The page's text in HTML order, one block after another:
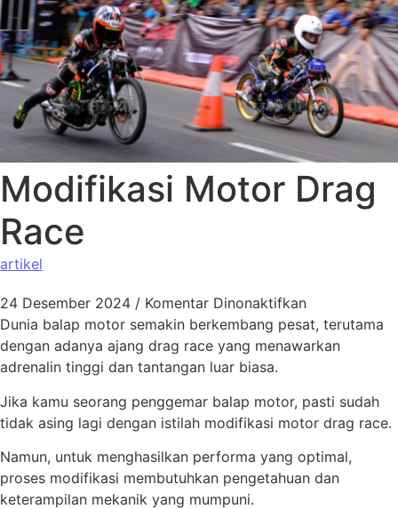
Modifikasi Motor Drag
Race
artikel
24 Desember 2024 / Komentar Dinonaktifkan
Dunia balap motor semakin berkembang pesat, terutama
dengan adanya ajang drag race yang menawarkan
adrenalin tinggi dan tantangan luar biasa.
Jika kamu seorang penggemar balap motor, pasti sudah
tidak asing lagi dengan istilah modifikasi motor drag race.
Namun, untuk menghasilkan performa yang optimal,
proses modifikasi membutuhkan pengetahuan dan
keterampilan mekanik yang mumpuni.